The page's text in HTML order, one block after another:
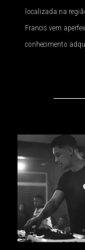
localizada na
Francis vem
conhecimento